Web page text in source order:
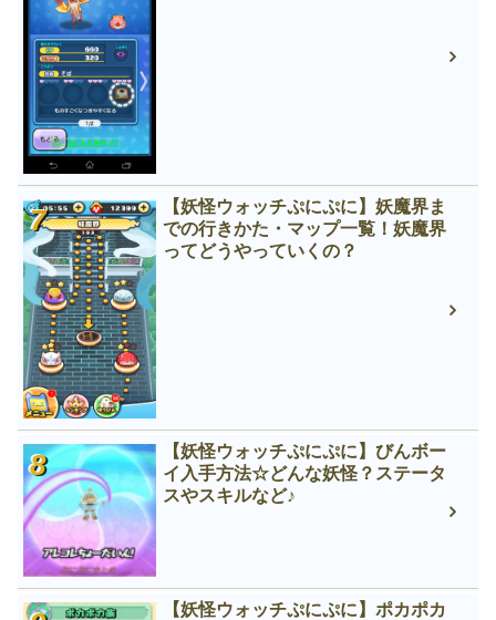
【妖怪ウォッチぷにぷに】妖魔界ま
での行きかた・マップ一覧！妖魔界
ってどうやっていくの？
【妖怪ウォッチぷにぷに】びんボー
イ入手方法☆どんな妖怪？ステータ
スやスキルなど♪
【妖怪ウォッチぷにぷに】ポカポカ